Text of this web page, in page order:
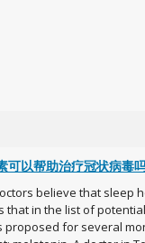
可以帮助治疗冠状病毒
believe that sleep
in the list of
proposed for several